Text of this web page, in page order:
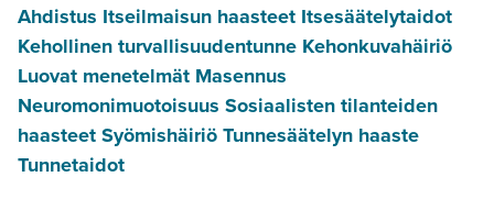
Ahdistus Itseilmaisun haasteet Itsesäätelytaidot
Kehollinen turvallisuudentunne Kehonkuvahäiriö
Luovat menetelmät Masennus
Neuromonimuotoisuus Sosiaalisten tilanteiden
haasteetSyömishäiriöTunnesäätelyn haaste
Tunnetaidot